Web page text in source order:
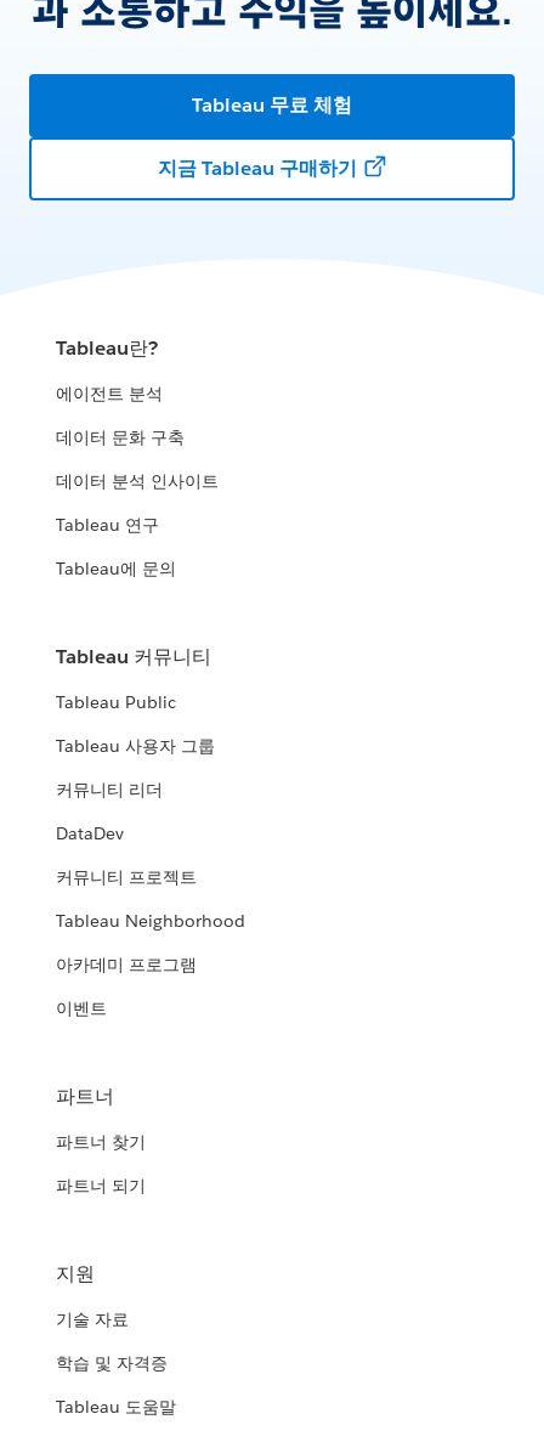
과 소통하고 수익을 높이세요.
Tableau 무료 체험
지금 Tableau 구매하기
Tableau란?
에이전트 분석
데이터 문화 구축
데이터 분석 인사이트
Tableau 연구
Tableau에 문의
Tableau 커뮤니티
Tableau Public
Tableau 사용자 그룹
커뮤니티 리더
DataDev
커뮤니티 프로젝트
Tableau Neighborhood
아카데미 프로그램
이벤트
파트너
파트너 찾기
파트너 되기
지원
기술 자료
학습 및 자격증
Tableau 도움말